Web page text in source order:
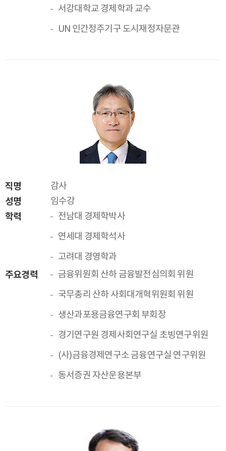
서강대학교 경제학과 교수
UN 인간정주기구 도시재정자문관
직명 감사
성명 임수강
학력
전남대 경제학박사
연세대 경제학석사
고려대 경영학과
주요경력
금융위원회 산하 금융발전심의회 위원
국무총리 산하 사회대개혁위원회 위원
생산과포용금융연구회 부회장
경기연구원 경제사회연구실 초빙연구위원
(사)금융경제연구소 금융연구실 연구위원
동서증권 자산운용본부